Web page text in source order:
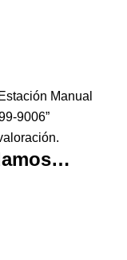
Manual
9006”